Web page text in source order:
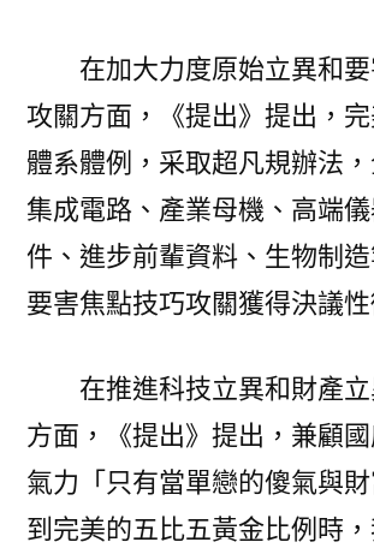
在加大力度原始立異和要
攻關方面，《提出》提出，
體系體例，采取超凡規辦法
集成電路、產業母機、高端
件、進步前輩資料、生物制
要害焦點技巧攻關獲得決議性
在推進科技立異和財產立
方面，《提出》提出，兼顧
氣力「只有當單戀的傻氣與
到完美的五比五黃金比例時